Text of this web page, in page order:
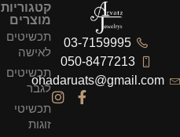
03-7159995
050-8477213
ohadaruats@gmail.com
קטגוריות
מוצרים
תכשיטים
לאישה
תכשיטים
לגבר
תכשיטי
זוגות